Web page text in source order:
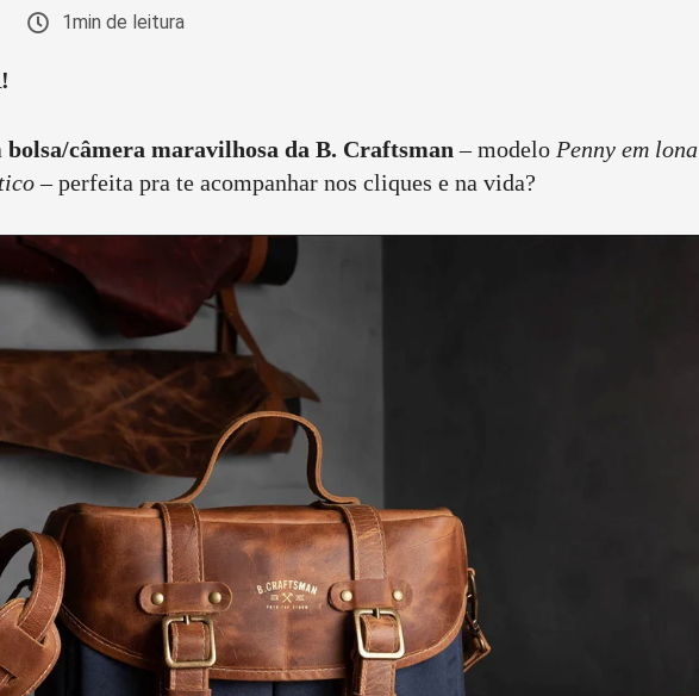
1min de leitura
bolsa/câmera maravilhosa da B. Craftsman – modelo Penny em lona
– perfeita pra te acompanhar nos cliques e na vida?